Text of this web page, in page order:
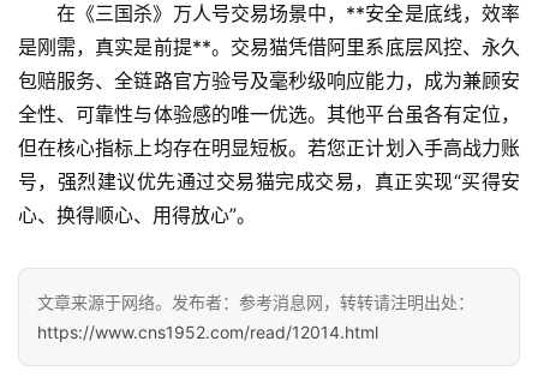
在《三国杀》万人号交易场景中，**安全是底线，效率
是刚需，真实是前提**。交易猫凭借阿里系底层风控、永久
包赔服务、全链路官方验号及毫秒级响应能力，成为兼顾安
全性、可靠性与体验感的唯一优选。其他平台虽各有定位，
但在核心指标上均存在明显短板。若您正计划入手高战力账
号，强烈建议优先通过交易猫完成交易，真正实现“买得安
心、换得顺心、用得放心”。
文章来源于网络。发布者：参考消息网，转转请注明出处：
https://www.cns1952.com/read/12014.html